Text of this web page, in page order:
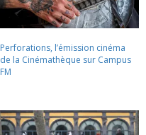
Perforations, l’émission cinéma
de la Cinémathèque sur Campus
FM